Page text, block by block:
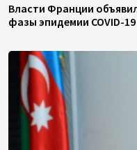
Власти Франции
фазы эпидемии COVID-19